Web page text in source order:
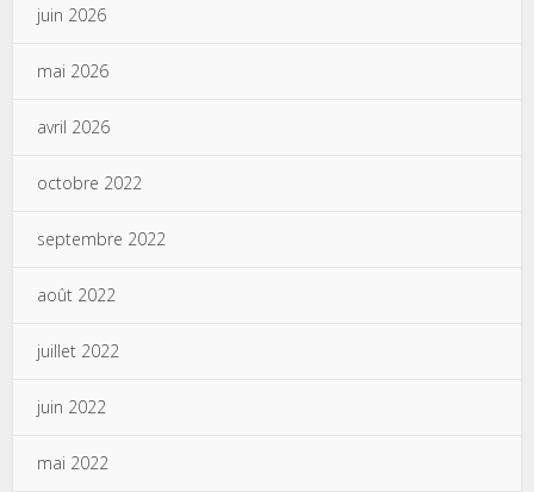
juin 2026
mai 2026
avril 2026
octobre 2022
septembre 2022
août 2022
juillet 2022
juin 2022
mai 2022